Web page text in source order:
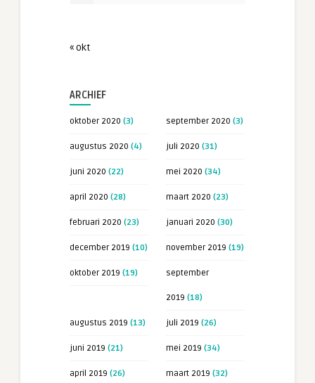
« okt
ARCHIEF
oktober 2020 (3) september 2020 (3)
augustus 2020 (4) juli 2020 (31)
juni 2020 (22) mei 2020 (34)
april 2020 (28) maart 2020 (23)
februari 2020 (23) januari 2020 (30)
december 2019 (10) november 2019 (19)
oktober 2019 (19) september
2019 (18)
augustus 2019 (13) juli 2019 (26)
juni 2019 (21) mei 2019 (34)
april 2019 (26) maart 2019 (32)